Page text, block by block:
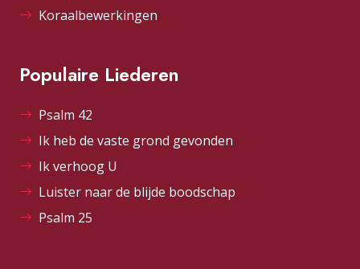
Koraalbewerkingen
Populaire Liederen
Psalm 42
Ik heb de vaste grond gevonden
Ik verhoog U
Luister naar de blijde boodschap
Psalm 25